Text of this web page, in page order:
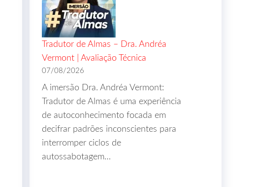
Tradutor de Almas – Dra. Andréa
Vermont | Avaliação Técnica
07/08/2026
A imersão Dra. Andréa Vermont:
Tradutor de Almas é uma experiência
de autoconhecimento focada em
decifrar padrões inconscientes para
interromper ciclos de
autossabotagem…